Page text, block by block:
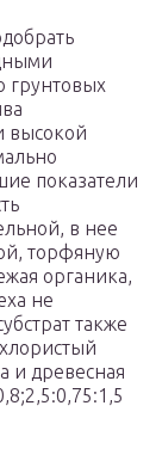
грунтовых
высокой
показатели
в нее
торфяную
органика,
не
также
и древесная